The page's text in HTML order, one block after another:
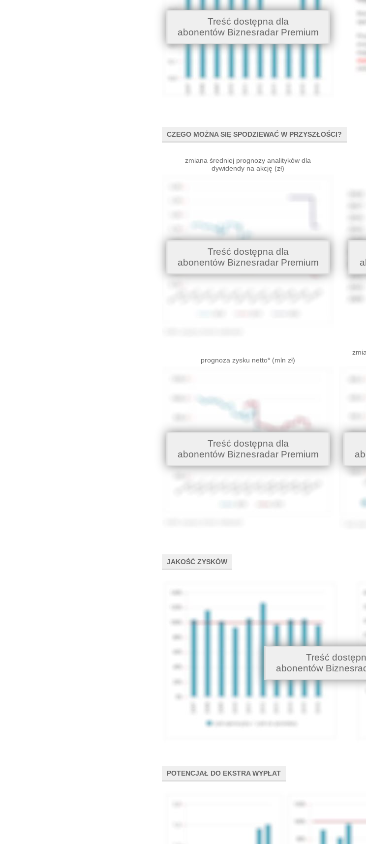
Treść dostępna dla
abonentów Biznesradar Premium
CZEGO MOŻNA SIĘ SPODZIEWAĆ W PRZYSZŁOŚCI?
zmiana średniej prognozy analityków dla
dywidendy na akcję (zł)
Treść dostępna dla
abonentów Biznesradar Premium
prognoza zysku netto* (mln zł)
Treść dostępna dla
abonentów Biznesradar Premium
JAKOŚĆ ZYSKÓW
Treść
abonentów
POTENCJAŁ DO EKSTRA WYPŁAT